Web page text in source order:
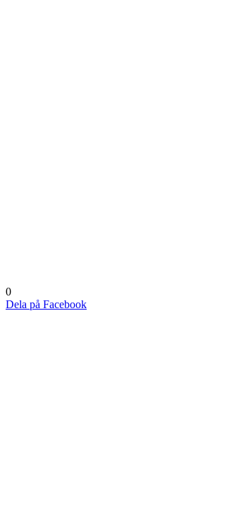
0
Dela på Facebook